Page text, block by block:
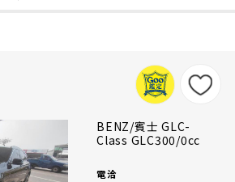
BENZ/賓士 GLC-
Class GLC300/0cc
電洽